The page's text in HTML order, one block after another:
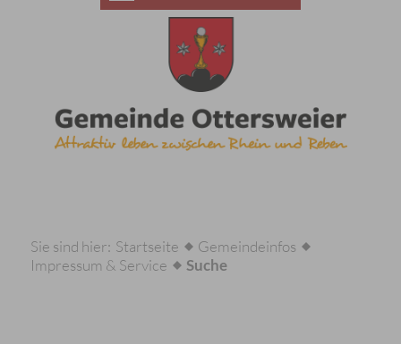
Sie sind hier: Startseite
Gemeindeinfos
Impressum & Service
Suche